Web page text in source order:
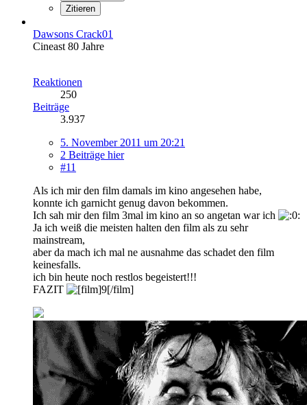
Zitieren
Dawsons Crack01
Cineast 80 Jahre
Reaktionen
250
Beiträge
3.937
5. November 2011 um 20:21
2 Beiträge hier
#11
Als ich mir den film damals im kino angesehen habe,
konnte ich garnicht genug davon bekommen.
Ich sah mir den film 3mal im kino an so angetan war ich
Ja ich weiß die meisten halten den film als zu sehr
mainstream,
aber da mach ich mal ne ausnahme das schadet den film
keinesfalls.
ich bin heute noch restlos begeistert!!!
FAZIT